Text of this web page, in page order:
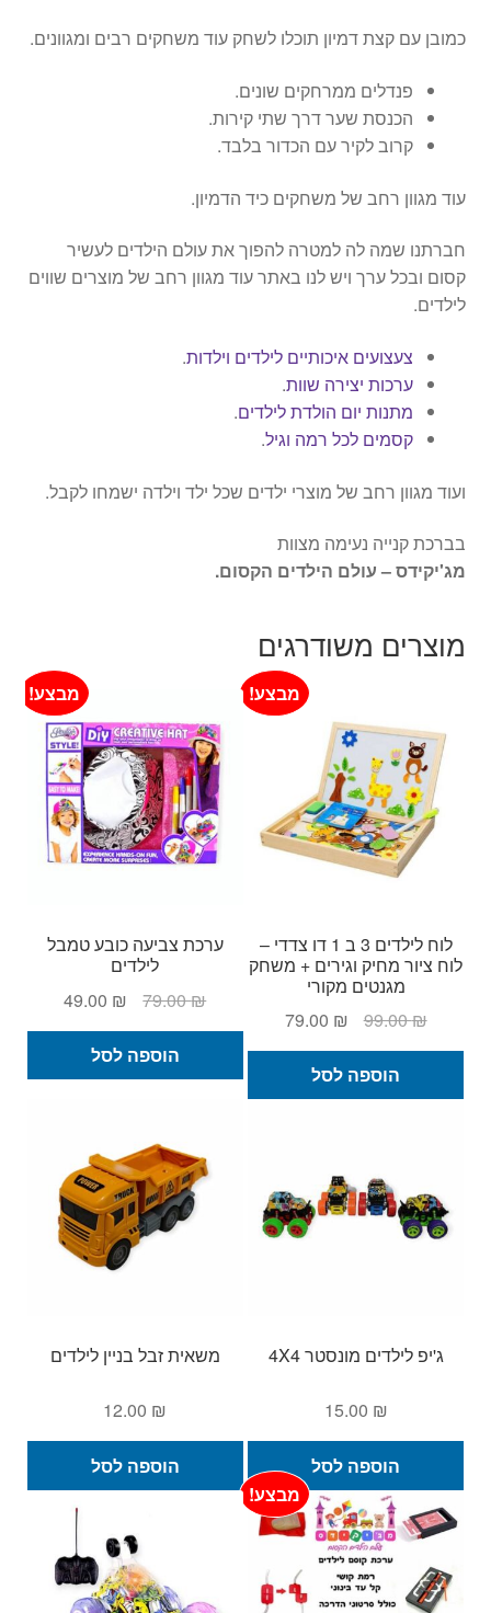
כמובן עם קצת דמיון תוכלו לשחק עוד משחקים רבים ומגוונים.
פנדלים ממרחקים שונים.
הכנסת שער דרך שתי קירות.
קרוב לקיר עם הכדור בלבד.
עוד מגוון רחב של משחקים כיד הדמיון.
חברתנו שמה לה למטרה להפוך את עולם הילדים לעשיר
קסום ובכל ערך ויש לנו באתר עוד מגוון רחב של מוצרים שווים
לילדים.
צעצועים איכותיים לילדים וילדות.
ערכות יצירה שוות.
מתנות יום הולדת לילדים.
קסמים לכל רמה וגיל.
ועוד מגוון רחב של מוצרי ילדים שכל ילד וילדה ישמחו לקבל.
בברכת קנייה נעימה מצוות
מג'יקידס – עולם הילדים הקסום.
מוצרים משודרגים
לוח לילדים 3 ב 1 דו צדדי –
לוח ציור מחיק וגירים + משחק
מגנטים מקורי
מבצע!
99.00₪
המחיר
המקורי
היה:
99.00 ₪.
79.00 ₪
המחיר
הנוכחי
79.00 ₪.
הוספה לסל
ערכת צביעה כובע טמבל
לילדים
מבצע!
79.00₪
המחיר
המקורי
היה:
79.00 ₪.
49.00 ₪
המחיר
הנוכחי
49.00 ₪.
הוספה לסל
ג'יפ לילדים מונסטר 4X4
15.00 ₪
הוספה לסל
משאית זבל בניין לילדים
12.00 ₪
הוספה לסל
מבצע!